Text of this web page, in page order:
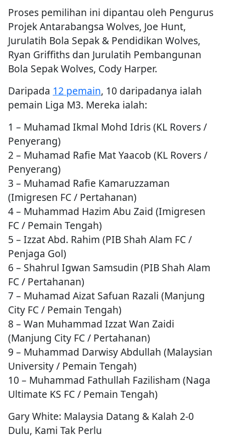
Proses pemilihan ini dipantau oleh Pengurus
Projek Antarabangsa Wolves, Joe Hunt,
Jurulatih Bola Sepak & Pendidikan Wolves,
Ryan Griffiths dan Jurulatih Pembangunan
Bola Sepak Wolves, Cody Harper.
Daripada 12 pemain, 10 daripadanya ialah
pemain Liga M3. Mereka ialah:
1 – Muhamad Ikmal Mohd Idris (KL Rovers /
Penyerang)
2 – Muhamad Rafie Mat Yaacob (KL Rovers /
Penyerang)
3 – Muhamad Rafie Kamaruzzaman
(Imigresen FC / Pertahanan)
4 – Muhammad Hazim Abu Zaid (Imigresen
FC / Pemain Tengah)
5 – Izzat Abd. Rahim (PIB Shah Alam FC /
Penjaga Gol)
6 – Shahrul Igwan Samsudin (PIB Shah Alam
FC / Pertahanan)
7 – Muhamad Aizat Safuan Razali (Manjung
City FC / Pemain Tengah)
8 – Wan Muhammad Izzat Wan Zaidi
(Manjung City FC / Pertahanan)
9 – Muhammad Darwisy Abdullah (Malaysian
University / Pemain Tengah)
10 – Muhammad Fathullah Fazilisham (Naga
Ultimate KS FC / Pemain Tengah)
Gary White: Malaysia Datang & Kalah 2-0
Dulu, Kami Tak Perlu